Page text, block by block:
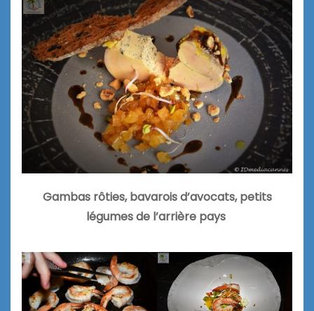
Gambas rôties, bavarois d’avocats, petits
légumes de l’arrière pays